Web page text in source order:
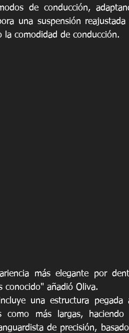
de conducción,
una suspensión
la comodidad de conducción.
más elegante por
conocido" añadió Oliva.
una estructura
como más largas,
de precisión,